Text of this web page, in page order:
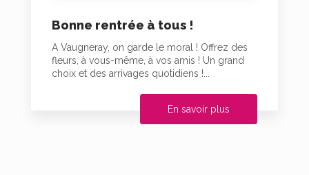
Bonne rentrée à tous !
A Vaugneray, on garde le moral ! Offrez des
fleurs, à vous-même, à vos amis ! Un grand
choix et des arrivages quotidiens !...
En savoir plus